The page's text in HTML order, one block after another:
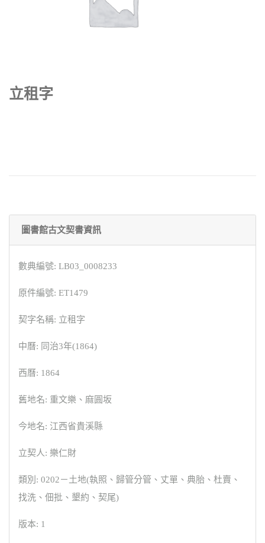
立租字
圖書館古文契書資訊
數典編號: LB03_0008233
原件編號: ET1479
契字名稱: 立租字
中曆: 同治3年(1864)
西曆: 1864
舊地名: 重文樂、麻圓坂
今地名: 江西省貴溪縣
立契人: 樂仁財
類別: 0202－土地(執照、歸管分管、丈單、典胎、杜賣、
找洗、佃批、墾約、契尾)
版本: 1